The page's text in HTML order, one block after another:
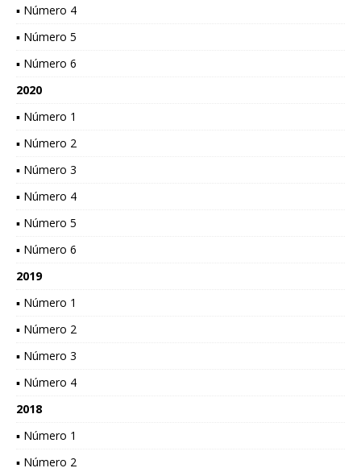
▪ Número 4
▪ Número 5
▪ Número 6
2020
▪ Número 1
▪ Número 2
▪ Número 3
▪ Número 4
▪ Número 5
▪ Número 6
2019
▪ Número 1
▪ Número 2
▪ Número 3
▪ Número 4
2018
▪ Número 1
▪ Número 2